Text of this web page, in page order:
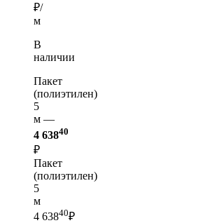
₽/
м
В
наличии
Пакет
(полиэтилен)
5
м —
4 63840
₽
Пакет
(полиэтилен)
5
м
4 63840₽